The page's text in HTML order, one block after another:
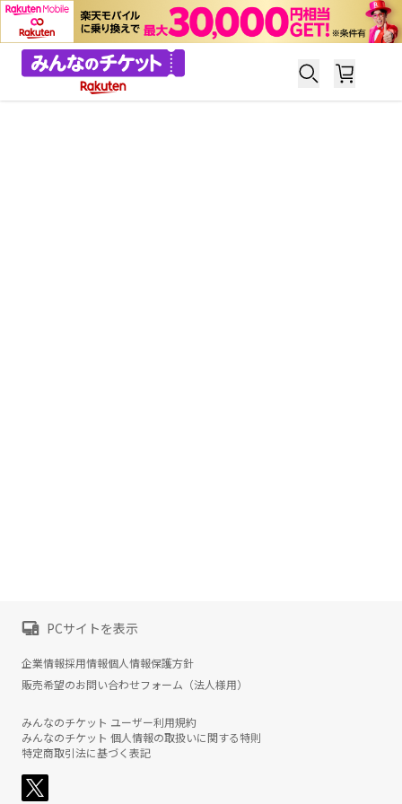
PCサイトを表示
企業情報採用情報個人情報保護方針
販売希望のお問い合わせフォーム（法人様用）
みんなのチケット ユーザー利用規約
みんなのチケット 個人情報の取扱いに関する特則
特定商取引法に基づく表記